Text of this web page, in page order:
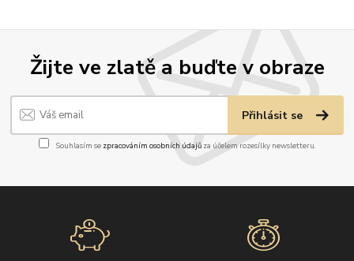
Žijte ve zlatě a buďte v obraze
Přihlásit se
Souhlasím se zpracováním osobních údajůza účelem rozesílky newsletteru.